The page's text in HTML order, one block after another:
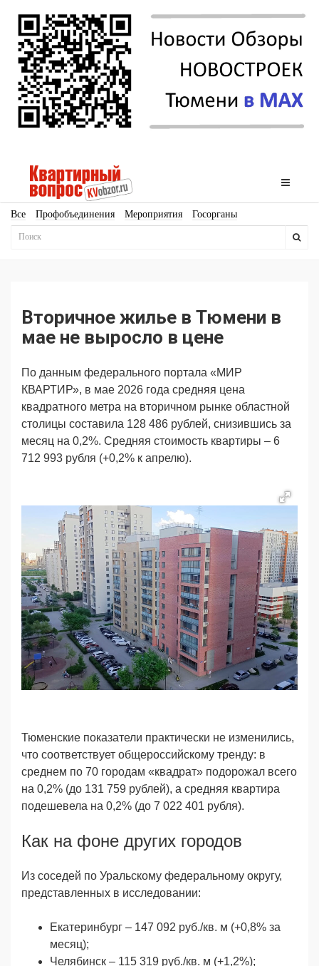
Все Профобъединения Мероприятия Госорганы
Новостройки
Продвижение
Вторичное жилье в Тюмени в
мае не выросло в цене
По данным федерального портала «МИР
КВАРТИР», в мае 2026 года средняя цена
квадратного метра на вторичном рынке областной
столицы составила 128 486 рублей, снизившись за
месяц на 0,2%. Средняя стоимость квартиры – 6
712 993 рубля (+0,2% к апрелю).
Тюменские показатели практически не изменились,
что соответствует общероссийскому тренду: в
среднем по 70 городам «квадрат» подорожал всего
на 0,2% (до 131 759 рублей), а средняя квартира
подешевела на 0,2% (до 7 022 401 рубля).
Как на фоне других городов
Из соседей по Уральскому федеральному округу,
представленных в исследовании:
Екатеринбург – 147 092 руб./кв. м (+0,8% за
месяц);
Челябинск – 115 319 руб./кв. м (+1,2%);